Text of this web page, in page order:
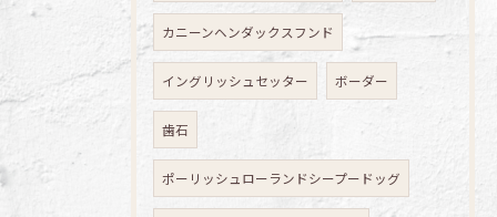
カニーンヘンダックスフンド
イングリッシュセッター ボーダー
歯石
ポーリッシュローランドシープードッグ